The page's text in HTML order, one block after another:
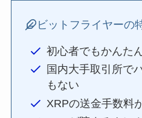
ビットフライヤーの
初心者でもかんた
国内大手取引所で
もない
XRPの送金手数料